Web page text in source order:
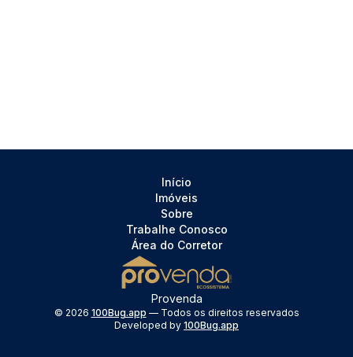
Início
Imóveis
Sobre
Trabalhe Conosco
Área do Corretor
Provenda
© 2026 100Bug.app — Todos os direitos reservados
Developed by 100Bug.app